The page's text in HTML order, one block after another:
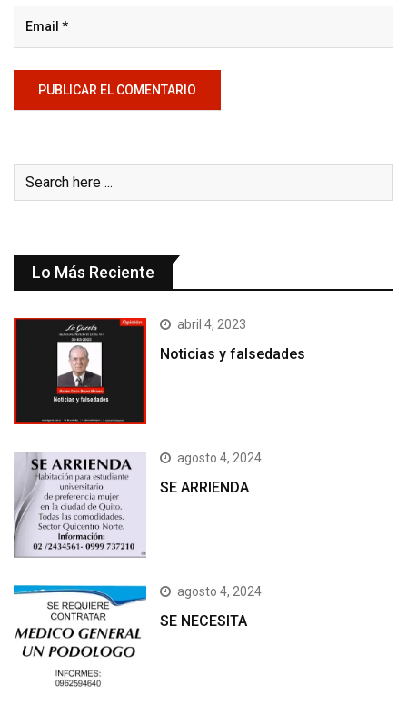
Lo Más Reciente
abril 4, 2023
Noticias y falsedades
agosto 4, 2024
SE ARRIENDA
agosto 4, 2024
SE NECESITA